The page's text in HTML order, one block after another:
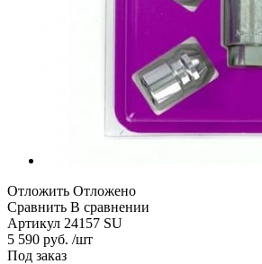
Отложить Отложено
Сравнить В сравнении
Артикул 24157 SU
5 590 руб. /шт
Под заказ